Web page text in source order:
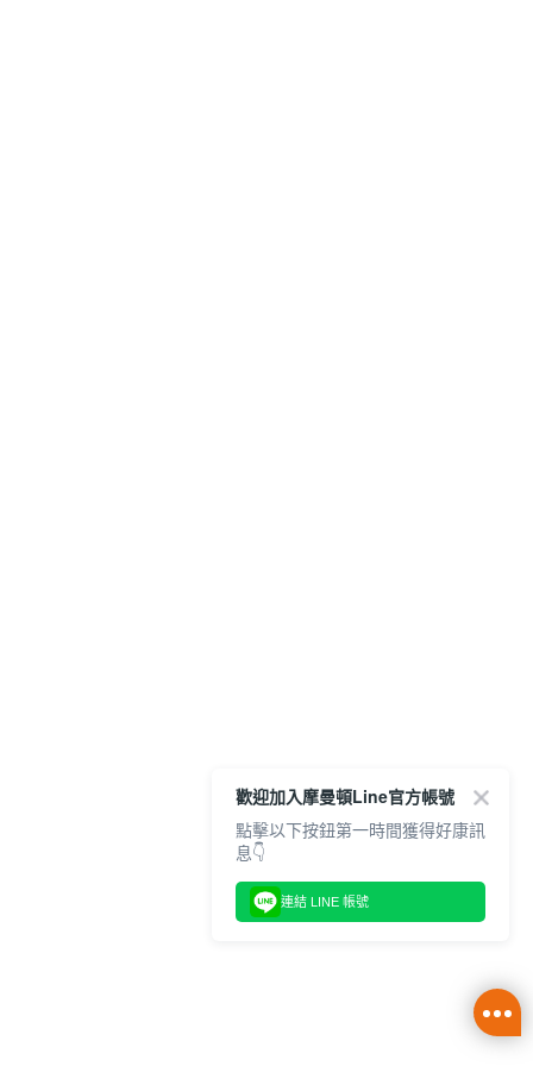
歡迎加入摩曼頓Line官方帳號
點擊以下按鈕第一時間獲得好康訊
息👇
連結 LINE 帳號